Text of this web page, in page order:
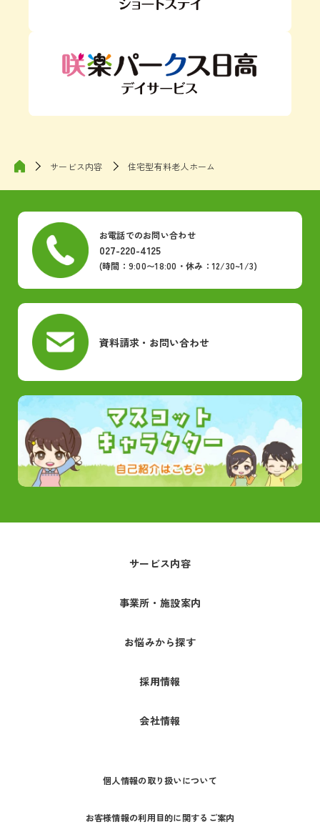
サービス内容 住宅型有料老人ホーム
お電話でのお問い合わせ
027-220-4125
(時間：9:00〜18:00・休み：12/30~1/3)
資料請求・お問い合わせ
サービス内容
事業所・施設案内
お悩みから探す
採用情報
会社情報
個人情報の取り扱いについて
お客様情報の利用目的に関するご案内